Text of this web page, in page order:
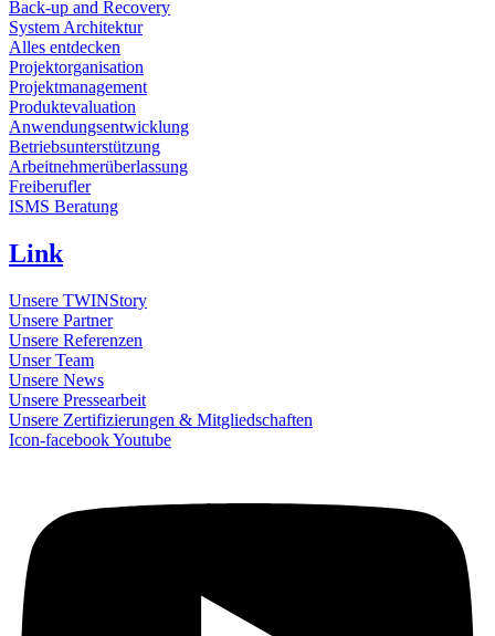
Back-up and Recovery
System Architektur
Alles entdecken
Projektorganisation
Projektmanagement
Produktevaluation
Anwendungsentwicklung
Betriebsunterstützung
Arbeitnehmerüberlassung
Freiberufler
ISMS Beratung
Link
Unsere TWINStory
Unsere Partner
Unsere Referenzen
Unser Team
Unsere News
Unsere Pressearbeit
Unsere Zertifizierungen & Mitgliedschaften
Icon-facebookYoutube